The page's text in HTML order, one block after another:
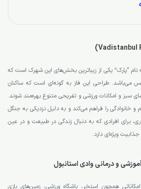
نام “پارک” یکی از زیباترین بخش‌های این شهرک است که
لوکس می‌باشد. طراحی این فاز به گونه‌ای است که ساکنان
سبز و امکانات ورزشی و تفریحی متنوع بهره‌مند شوند.
و خانوادگی را فراهم می‌کند و به دلیل نزدیکی به جنگل
برای افرادی که به دنبال زندگی در طبیعت و در عین
ویژه‌ای دارد.
و درمانی وادی استانبول
امکاناتی همچون استخر، باشگاه ورزشی، زمین‌های بازی